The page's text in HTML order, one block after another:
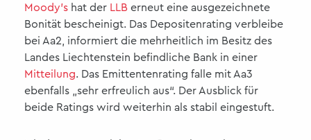
Moody's hat der LLB erneut eine ausgezeichnete
Bonität bescheinigt. Das Depositenrating verbleibe
bei Aa2, informiert die mehrheitlich im Besitz des
Landes Liechtenstein befindliche Bank in einer
Mitteilung. Das Emittentenrating falle mit Aa3
ebenfalls „sehr erfreulich aus“. Der Ausblick für
beide Ratings wird weiterhin als stabil eingestuft.